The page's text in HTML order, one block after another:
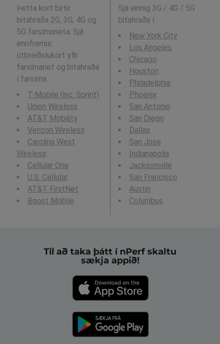
Þetta kort birtir
bitahraða 2G, 3G, 4G og
5G farsímaneta. Sjá
ennfremur:
útbreiðslukort yfir
farsímanet og bitahraða
í farsíma.
T-Mobile (inc. Sprint)
Union Wireless
AT&T Mobility
Verizon Wireless
Carolina West
Wireless
Cellular One
U.S. Cellular
AT&T FirstNet
Boost Mobile
Sjá einnig 3G / 4G / 5G
bitahraða í :
New York City
Los Angeles
Chicago
Houston
Philadelphia
Phoenix
San Antonio
San Diego
Dallas
San Jose
Indianapolis
Jacksonville
San Francisco
Austin
Columbus
Til að taka þátt í nPerf skaltu
sækja appið!